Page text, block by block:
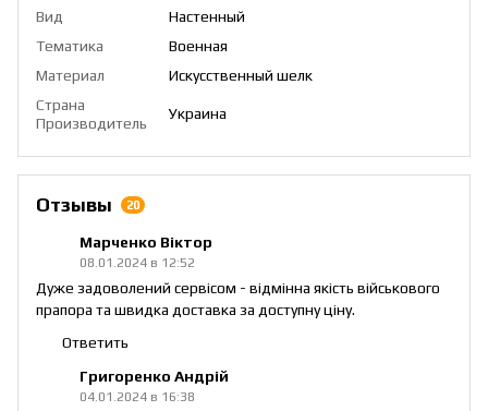
Вид
Настенный
Тематика
Военная
Материал
Искусственный шелк
Страна
Производитель
Украина
Отзывы 20
Марченко Віктор
08.01.2024 в 12:52
Дуже задоволений сервісом - відмінна якість військового
прапора та швидка доставка за доступну ціну.
Ответить
Григоренко Андрій
04.01.2024 в 16:38